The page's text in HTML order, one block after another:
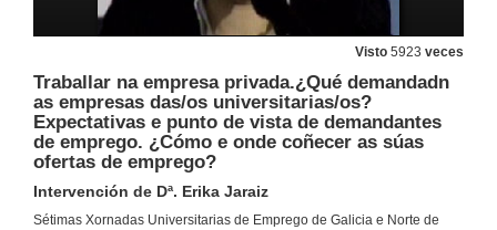
Visto 5923 veces
Traballar na empresa privada.¿Qué demandadn
as empresas das/os universitarias/os?
Expectativas e punto de vista de demandantes
de emprego. ¿Cómo e onde coñecer as súas
ofertas de emprego?
Intervención de Dª. Erika Jaraiz
Sétimas Xornadas Universitarias de Emprego de Galicia e Norte de
18 de feb. de 2008
Intervención de D. Avelino Leite
18 de feb. de 2008
Acto de presentación das Xornadas
Intervención de D. Pedro Borrajo